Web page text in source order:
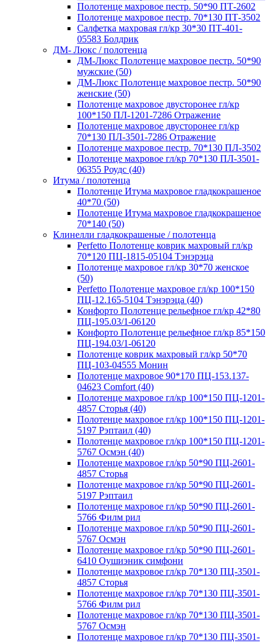
Полотенце махровое пестр. 50*90 ПТ-2602
Полотенце махровое пестр. 70*130 ПТ-3502
Салфетка махровая гл/кр 30*30 ПТ-401-
05583 Болдрик
ДМ- Люкс / полотенца
ДМ-Люкс Полотенце махровое пестр. 50*90
мужские (50)
ДМ-Люкс Полотенце махровое пестр. 50*90
женские (50)
Полотенце махровое двусторонее гл/кр
100*150 ПЛ-1201-7286 Отражение
Полотенце махровое двусторонее гл/кр
70*130 ПЛ-3501-7286 Отражение
Полотенце махровое пестр. 70*130 ПЛ-3502
Полотенце махровое гл/кр 70*130 ПЛ-3501-
06355 Роудс (40)
Итума / полотенца
Полотенце Итума махровое гладкокрашеное
40*70 (50)
Полотенце Итума махровое гладкокрашеное
70*140 (50)
Клинелли гладкокрашеные / полотенца
Perfetto Полотенце коврик махровый гл/кр
70*120 ПЦ-1815-05104 Тэнэрэца
Полотенце махровое гл/кр 30*70 женское
(50)
Perfetto Полотенце махровое гл/кр 100*150
ПЦ-12.165-5104 Тэнэрэца (40)
Конфорто Полотенце рельефное гл/кр 42*80
ПЦ-195.03/1-06120
Конфорто Полотенце рельефное гл/кр 85*150
ПЦ-194.03/1-06120
Полотенце коврик махровый гл/кр 50*70
ПЦ-103-04555 Монин
Полотенце махровое 90*170 ПЦ-153.137-
04623 Comfort (40)
Полотенце махровое гл/кр 100*150 ПЦ-1201-
4857 Сторья (40)
Полотенце махровое гл/кр 100*150 ПЦ-1201-
5197 Рэптаил (40)
Полотенце махровое гл/кр 100*150 ПЦ-1201-
5767 Осмэн (40)
Полотенце махровое гл/кр 50*90 ПЦ-2601-
4857 Сторья
Полотенце махровое гл/кр 50*90 ПЦ-2601-
5197 Рэптаил
Полотенце махровое гл/кр 50*90 ПЦ-2601-
5766 Филм рил
Полотенце махровое гл/кр 50*90 ПЦ-2601-
5767 Осмэн
Полотенце махровое гл/кр 50*90 ПЦ-2601-
6410 Оушиэник симфони
Полотенце махровое гл/кр 70*130 ПЦ-3501-
4857 Сторья
Полотенце махровое гл/кр 70*130 ПЦ-3501-
5766 Филм рил
Полотенце махровое гл/кр 70*130 ПЦ-3501-
5767 Осмэн
Полотенце махровое гл/кр 70*130 ПЦ-3501-